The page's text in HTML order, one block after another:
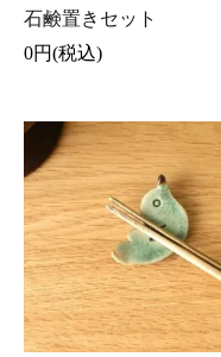
石鹸置きセット
0円(税込)